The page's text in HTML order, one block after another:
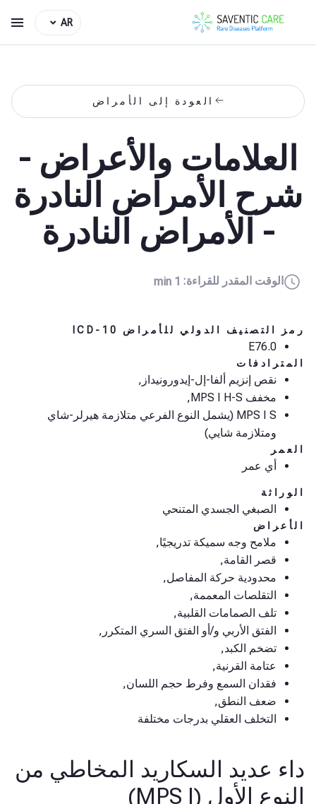
AR
العودة إلى الأمراض
العلامات والأعراض -
شرح الأمراض النادرة
- الأمراض النادرة
الوقت المقدر للقراءة: 1 min
رمز التصنيف الدولي للأمراض ICD-10
E76.0
المترادفات
نقص إنزيم ألفا-إل-إيدورونيداز,
مخفف MPS I H-S,
MPS I S (يشمل النوع الفرعي متلازمة هيرلر-شاي
ومتلازمة شايي)
العمر
أي عمر
الوراثة
الصبغي الجسدي المتنحي
الأعراض
ملامح وجه سميكة تدريجيًا,
قصر القامة,
محدودية حركة المفاصل,
التقلصات المعممة,
تلف الصمامات القلبية,
الفتق الأربي و/أو الفتق السري المتكرر,
تضخم الكبد,
عتامة القرنية,
فقدان السمع وفرط حجم اللسان,
ضعف النطق,
التخلف العقلي بدرجات مختلفة
داء عديد السكاريد المخاطي من
النوع الأول (MPS I)